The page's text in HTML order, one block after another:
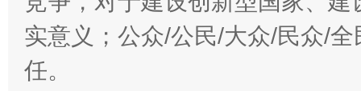
实意义；公众/公民/大众/民众/
任。